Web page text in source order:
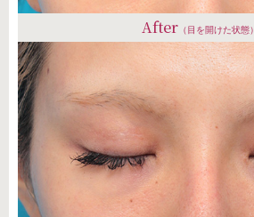
After（目を開けた状態）